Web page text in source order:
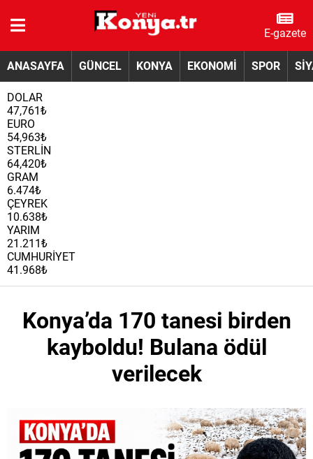
E-gazete
ANASAYFA GÜNCEL KONYA EKONOMİ SPOR
DOLAR
47,761₺
EURO
54,963₺
STERLİN
64,420₺
GRAM
6.474₺
ÇEYREK
10.638₺
YARIM
21.211₺
CUMHURİYET
41.968₺
Konya’da 170 tanesi birden
kayboldu! Bulana ödül
verilecek